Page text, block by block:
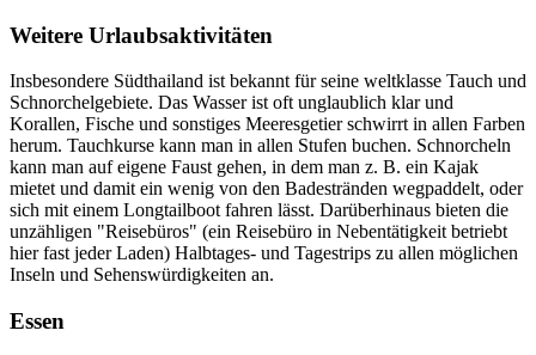
Weitere Urlaubsaktivitäten
Insbesondere Südthailand ist bekannt für seine weltklasse Tauch und
Schnorchelgebiete. Das Wasser ist oft unglaublich klar und
Korallen, Fische und sonstiges Meeresgetier schwirrt in allen Farben
herum. Tauchkurse kann man in allen Stufen buchen. Schnorcheln
kann man auf eigene Faust gehen, in dem man z. B. ein Kajak
mietet und damit ein wenig von den Badestränden wegpaddelt, oder
sich mit einem Longtailboot fahren lässt. Darüberhinaus bieten die
unzähligen "Reisebüros" (ein Reisebüro in Nebentätigkeit betriebt
hier fast jeder Laden) Halbtages- und Tagestrips zu allen möglichen
Inseln und Sehenswürdigkeiten an.
Essen